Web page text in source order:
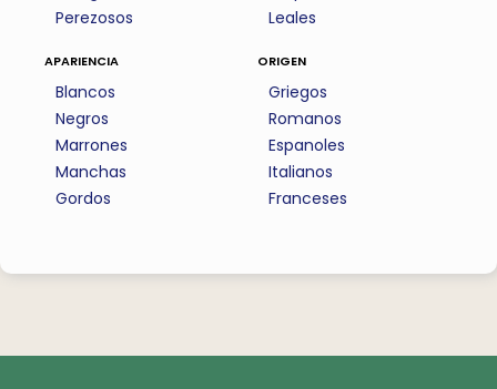
Perezosos
Leales
apariencia
Blancos
Negros
Marrones
Manchas
Gordos
origen
Griegos
Romanos
Espanoles
Italianos
Franceses